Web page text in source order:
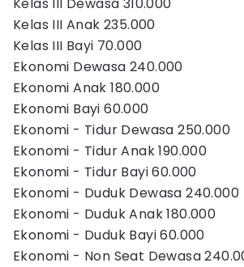
Kelas III Anak 235.000
Kelas III Bayi 70.000
Ekonomi Dewasa 240.000
Ekonomi Anak 180.000
Ekonomi Bayi 60.000
Ekonomi - Tidur Dewasa 250.000
Ekonomi - Tidur Anak 190.000
Ekonomi - Tidur Bayi 60.000
Ekonomi - Duduk Dewasa 240.000
Ekonomi - Duduk Anak 180.000
Ekonomi - Duduk Bayi 60.000
Ekonomi - Non Seat Dewasa